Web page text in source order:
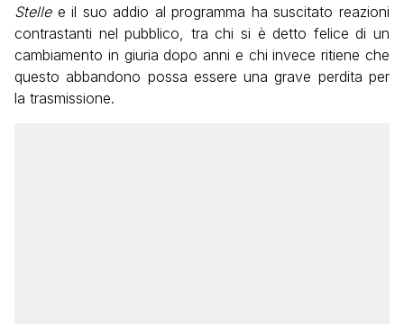
Stelle e il suo addio al programma ha suscitato reazioni
contrastanti nel pubblico, tra chi si è detto felice di un
cambiamento in giuria dopo anni e chi invece ritiene che
questo abbandono possa essere una grave perdita per
la trasmissione.